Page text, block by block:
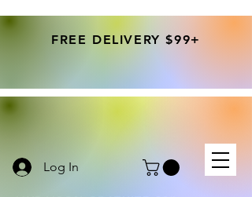
Log In
FREE DELIVERY $99+